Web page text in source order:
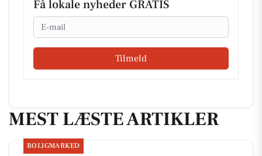
Få lokale nyheder GRATIS
Email
Tilmeld
MEST LÆSTE ARTIKLER
BOLIGMARKED